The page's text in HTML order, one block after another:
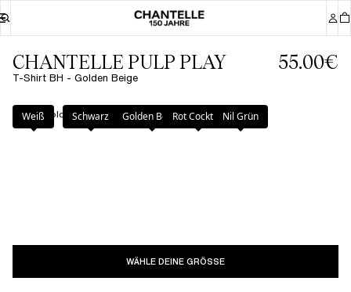
CHANTELLE PULP PLAY
T-Shirt BH - Golden Beige
55.00€
Farbe:Golden Beige
Weiß Schwarz Golden BeigeRot Cocktail Nil Grün
WÄHLE DEINE GRÖSSE